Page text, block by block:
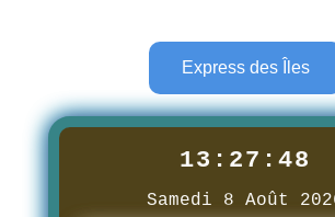
Express des Îles
13:27:50
Samedi 8 Août